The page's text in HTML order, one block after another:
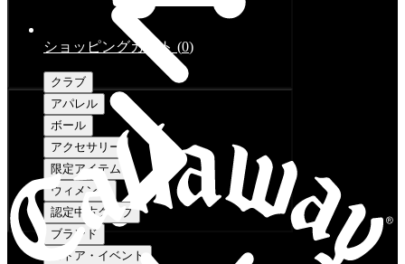
ショッピングカート (0)
クラブ
アパレル
ボール
アクセサリー
限定アイテム
ウィメンズ
認定中古クラブ
ブランド
ストア・イベント